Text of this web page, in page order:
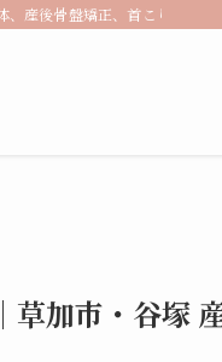
産後骨盤矯正、首こり、肩こ
草加市・谷塚